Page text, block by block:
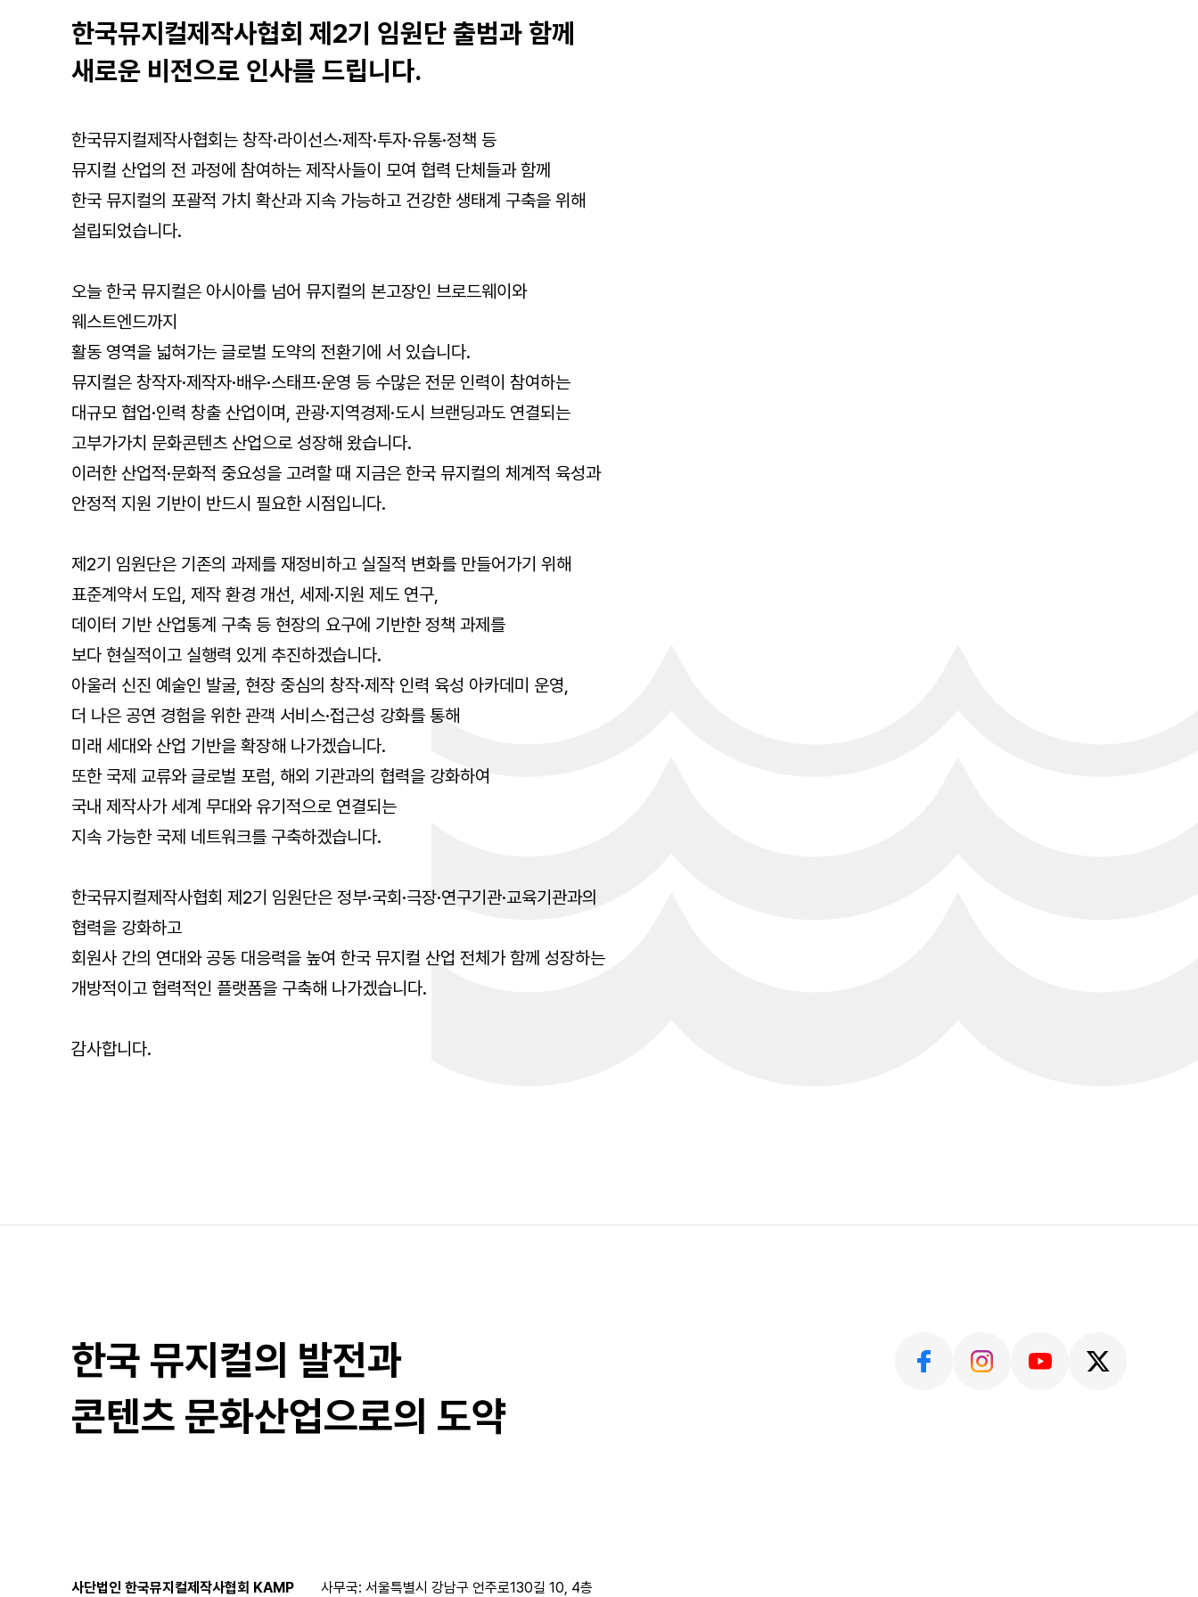
한국뮤지컬제작사협회 제2기 임원단 출범과 함께
새로운 비전으로 인사를 드립니다.
한국뮤지컬제작사협회는 창작·라이선스·제작·투자·유통·정책 등
뮤지컬 산업의 전 과정에 참여하는 제작사들이 모여 협력 단체들과 함께
한국 뮤지컬의 포괄적 가치 확산과 지속 가능하고 건강한 생태계 구축을 위해
설립되었습니다.
오늘 한국 뮤지컬은 아시아를 넘어 뮤지컬의 본고장인 브로드웨이와
웨스트엔드까지
활동 영역을 넓혀가는 글로벌 도약의 전환기에 서 있습니다.
뮤지컬은 창작자·제작자·배우·스태프·운영 등 수많은 전문 인력이 참여하는
대규모 협업·인력 창출 산업이며, 관광·지역경제·도시 브랜딩과도 연결되는
고부가가치 문화콘텐츠 산업으로 성장해 왔습니다.
이러한 산업적·문화적 중요성을 고려할 때 지금은 한국 뮤지컬의 체계적 육성과
안정적 지원 기반이 반드시 필요한 시점입니다.
제2기 임원단은 기존의 과제를 재정비하고 실질적 변화를 만들어가기 위해
표준계약서 도입, 제작 환경 개선, 세제·지원 제도 연구,
데이터 기반 산업통계 구축 등 현장의 요구에 기반한 정책 과제를
보다 현실적이고 실행력 있게 추진하겠습니다.
아울러 신진 예술인 발굴, 현장 중심의 창작·제작 인력 육성 아카데미 운영,
더 나은 공연 경험을 위한 관객 서비스·접근성 강화를 통해
미래 세대와 산업 기반을 확장해 나가겠습니다.
또한 국제 교류와 글로벌 포럼, 해외 기관과의 협력을 강화하여
국내 제작사가 세계 무대와 유기적으로 연결되는
지속 가능한 국제 네트워크를 구축하겠습니다.
한국뮤지컬제작사협회 제2기 임원단은 정부·국회·극장·연구기관·교육기관과의
협력을 강화하고
회원사 간의 연대와 공동 대응력을 높여 한국 뮤지컬 산업 전체가 함께 성장하는
개방적이고 협력적인 플랫폼을 구축해 나가겠습니다.
감사합니다.
한국 뮤지컬의 발전과
콘텐츠 문화산업으로의 도약
사단법인 한국뮤지컬제작사협회 KAMP 사무국: 서울특별시 강남구 언주로130길 10, 4층